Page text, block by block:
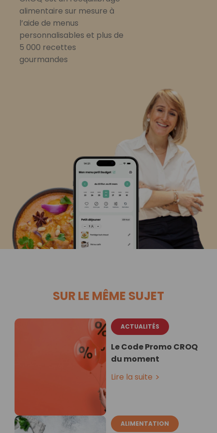
alimentaire sur mesure à
l’aide de menus
personnalisables et plus de
5 000 recettes
gourmandes
SUR LE MÊME SUJET
ACTUALITÉS
Le Code Promo CROQ
du moment
Lire la suite
ALIMENTATION